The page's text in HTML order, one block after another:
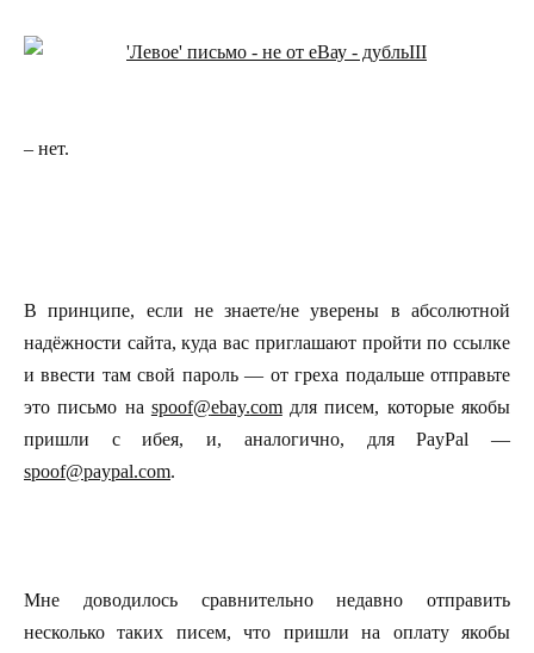
– нет.
В принципе, если не знаете/не уверены в абсолютной
надёжности сайта, куда вас приглашают пройти по ссылке
и ввести там свой пароль — от греха подальше отправьте
это письмо на spoof@ebay.comдля писем, которые якобы
пришли с ибея, и, аналогично, для PayPal —
spoof@paypal.com.
Мне доводилось сравнительно недавно отправить
несколько таких писем, что пришли на оплату якобы